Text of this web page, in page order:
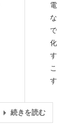
続きを読む